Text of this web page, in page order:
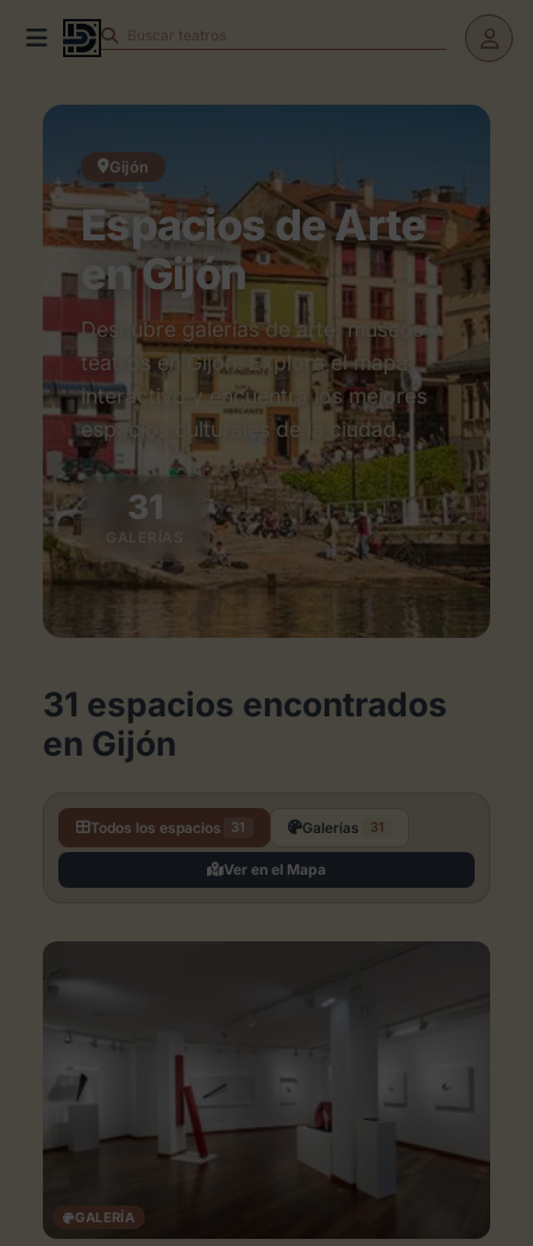
Buscar obras
Gijón
Espacios de Arte
en Gijón
Descubre galerías de arte, museos y
teatros en Gijón. Explora el mapa
interactivo y encuentra los mejores
espacios culturales de la ciudad.
31
GALERÍAS
Espacios de Arte en Gijón
31 espacios encontrados
en Gijón
Todos los espacios 31 Galerías 31
Ver en el Mapa
GALERÍA